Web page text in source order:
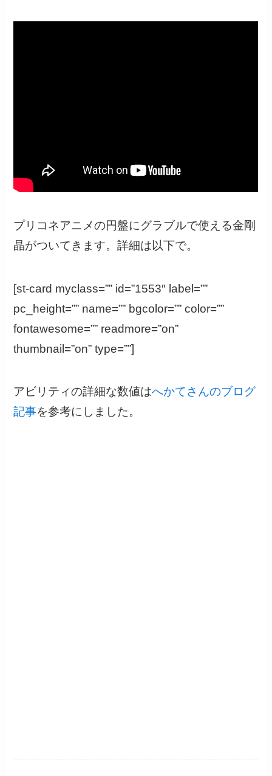
プリコネアニメの円盤にグラブルで使える金剛
晶がついてきます。詳細は以下で。
[st-card myclass=”” id=”1553″ label=””
pc_height=”” name=”” bgcolor=”” color=””
fontawesome=”” readmore=”on”
thumbnail=”on” type=””]
アビリティの詳細な数値はへかてさんのブログ
記事を参考にしました。